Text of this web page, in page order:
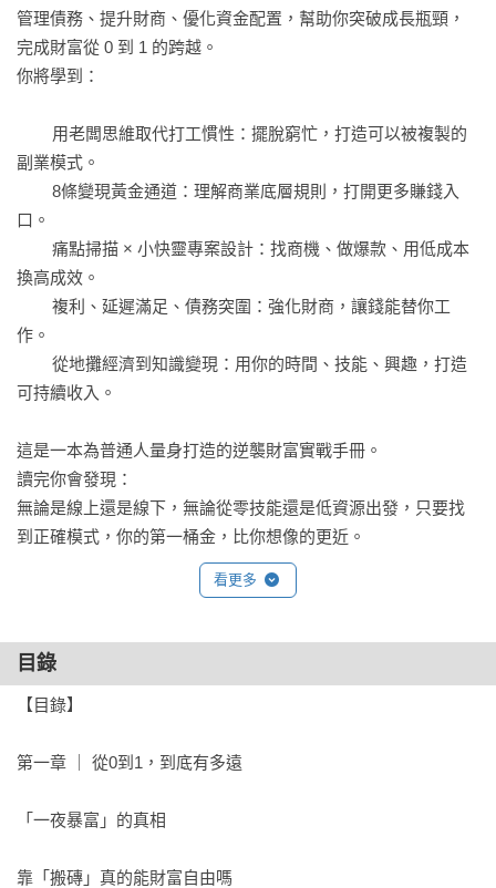
管理債務、提升財商、優化資金配置，幫助你突破成長瓶頸，
完成財富從 0 到 1 的跨越。
你將學到：
副業模式。
口。
換高成效。
作。
可持續收入。
這是一本為普通人量身打造的逆襲財富實戰手冊。
讀完你會發現：
無論是線上還是線下，無論從零技能還是低資源出發，只要找
看更多
目錄
【目錄】
第一章 ｜ 從0到1，到底有多遠
「一夜暴富」的真相
靠「搬磚」真的能財富自由嗎